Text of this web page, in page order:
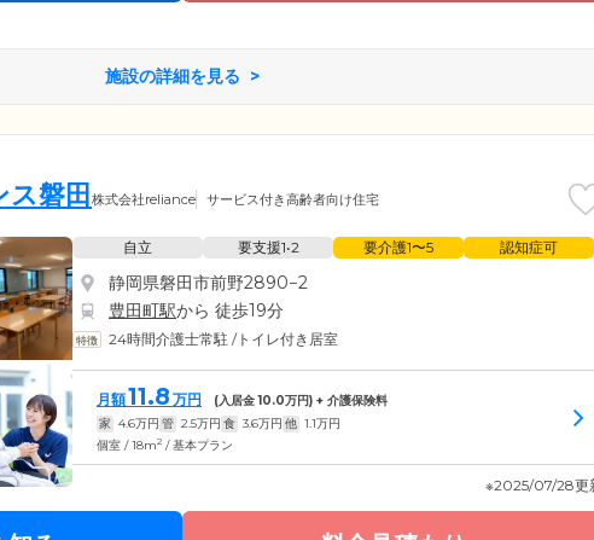
施設の詳細を見る
磐田 株式会社reliance サービス付き高齢者向け住宅
自立 要支援1•2 要介護1〜5 認知症可
静岡県磐田市前野2890−2
豊田町駅から 徒歩19分
24時間介護士常駐 /トイレ付き居室
月額11.8 万円 (入居金10.0万円) + 介護保険料
家 4.6万円 管 2.5万円 食 3.6万円 他 1.1万円
個室 / 18m2 / 基本プラン
※2025/07/28更